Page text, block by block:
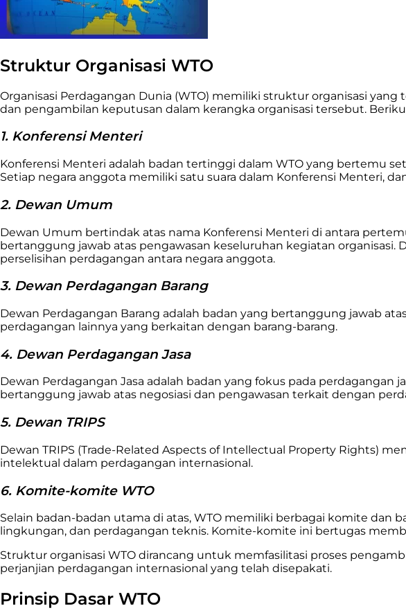
Struktur Organisasi WTO
Organisasi Perdagangan Dunia (WTO) memiliki struktur organisasi
dan pengambilan keputusan dalam kerangka organisasi tersebut.
1. Konferensi Menteri
Konferensi Menteri adalah badan tertinggi dalam WTO yang bertemu
Setiap negara anggota memiliki satu suara dalam Konferensi Menteri,
2. Dewan Umum
Dewan Umum bertindak atas nama Konferensi Menteri di antara
bertanggung jawab atas pengawasan keseluruhan kegiatan
perselisihan perdagangan antara negara anggota.
3. Dewan Perdagangan Barang
Dewan Perdagangan Barang adalah badan yang bertanggung jawab
perdagangan lainnya yang berkaitan dengan barang-barang.
4. Dewan Perdagangan Jasa
Dewan Perdagangan Jasa adalah badan yang fokus pada perdagangan
bertanggung jawab atas negosiasi dan pengawasan terkait dengan
5. Dewan TRIPS
Dewan TRIPS (Trade-Related Aspects of Intellectual Property Rights)
intelektual dalam perdagangan internasional.
6. Komite-komite WTO
Selain badan-badan utama di atas, WTO memiliki berbagai komite
lingkungan, dan perdagangan teknis. Komite-komite ini bertugas
Struktur organisasi WTO dirancang untuk memfasilitasi proses
perjanjian perdagangan internasional yang telah disepakati.
Prinsip Dasar WTO